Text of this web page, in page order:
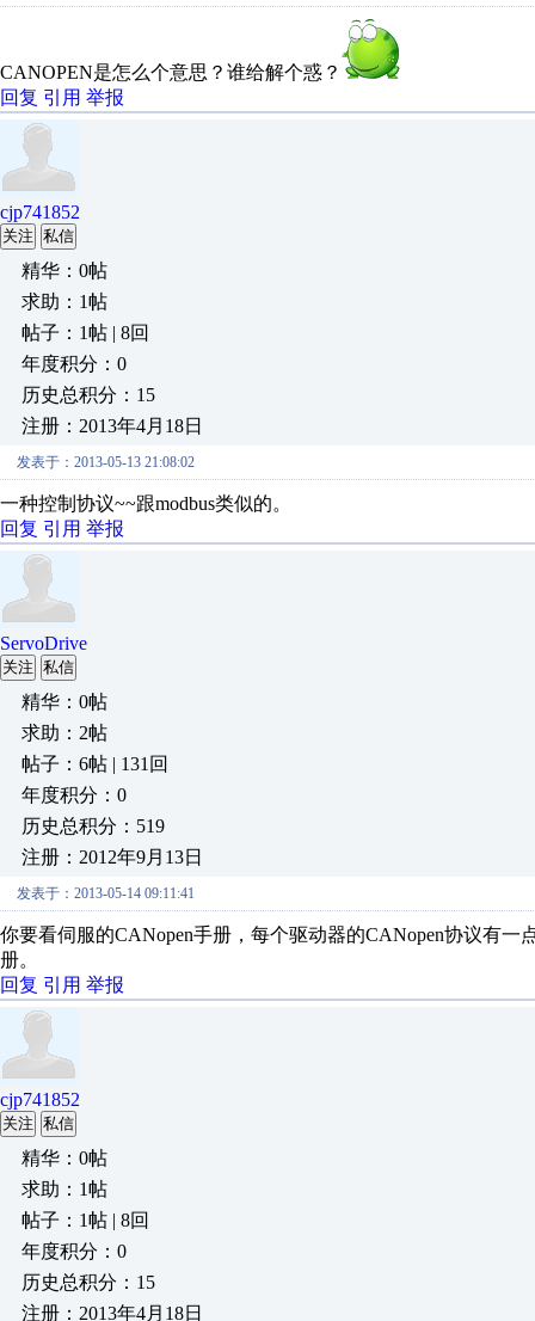
CANOPEN是怎么个意思？谁给解个惑？
回复 引用 举报
cjp741852
关注 私信
精华：0帖
求助：1帖
帖子：1帖 | 8回
年度积分：0
历史总积分：15
注册：2013年4月18日
发表于：2013-05-13 21:08:02
一种控制协议~~跟modbus类似的。
回复 引用 举报
ServoDrive
关注 私信
精华：0帖
求助：2帖
帖子：6帖 | 131回
年度积分：0
历史总积分：519
注册：2012年9月13日
发表于：2013-05-14 09:11:41
你要看伺服的CANopen手册，每个驱动器的CANopen协议有
册。
回复 引用 举报
cjp741852
关注 私信
精华：0帖
求助：1帖
帖子：1帖 | 8回
年度积分：0
历史总积分：15
注册：2013年4月18日